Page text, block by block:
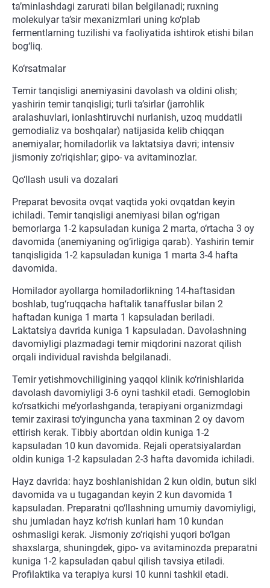
ta’minlashdagi zarurati bilan belgilanadi; ruxning
molekulyar ta’sir mexanizmlari uning ko‘plab
fermentlarning tuzilishi va faoliyatida ishtirok etishi bilan
bog‘liq.
Ko‘rsatmalar
Temir tanqisligi anemiyasini davolash va oldini olish;
yashirin temir tanqisligi; turli ta’sirlar (jarrohlik
aralashuvlari, ionlashtiruvchi nurlanish, uzoq muddatli
gemodializ va boshqalar) natijasida kelib chiqqan
anemiyalar; homiladorlik va laktatsiya davri; intensiv
jismoniy zo‘riqishlar; gipo- va avitaminozlar.
Qo‘llash usuli va dozalari
Preparat bevosita ovqat vaqtida yoki ovqatdan keyin
ichiladi. Temir tanqisligi anemiyasi bilan og‘rigan
bemorlarga 1-2 kapsuladan kuniga 2 marta, o‘rtacha 3 oy
davomida (anemiyaning og‘irligiga qarab). Yashirin temir
tanqisligida 1-2 kapsuladan kuniga 1 marta 3-4 hafta
davomida.
Homilador ayollarga homiladorlikning 14-haftasidan
boshlab, tug‘ruqqacha haftalik tanaffuslar bilan 2
haftadan kuniga 1 marta 1 kapsuladan beriladi.
Laktatsiya davrida kuniga 1 kapsuladan. Davolashning
davomiyligi plazmadagi temir miqdorini nazorat qilish
orqali individual ravishda belgilanadi.
Temir yetishmovchiligining yaqqol klinik ko‘rinishlarida
davolash davomiyligi 3-6 oyni tashkil etadi. Gemoglobin
ko‘rsatkichi me’yorlashganda, terapiyani organizmdagi
temir zaxirasi to‘yinguncha yana taxminan 2 oy davom
ettirish kerak. Tibbiy abortdan oldin kuniga 1-2
kapsuladan 10 kun davomida. Rejali operatsiyalardan
oldin kuniga 1-2 kapsuladan 2-3 hafta davomida ichiladi.
Hayz davrida: hayz boshlanishidan 2 kun oldin, butun sikl
davomida va u tugagandan keyin 2 kun davomida 1
kapsuladan. Preparatni qo‘llashning umumiy davomiyligi,
shu jumladan hayz ko‘rish kunlari ham 10 kundan
oshmasligi kerak. Jismoniy zo‘riqishi yuqori bo‘lgan
shaxslarga, shuningdek, gipo- va avitaminozda preparatni
kuniga 1-2 kapsuladan qabul qilish tavsiya etiladi.
Profilaktika va terapiya kursi 10 kunni tashkil etadi.